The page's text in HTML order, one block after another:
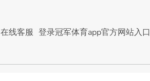
在线客服 登录冠军体育app官方网站入口